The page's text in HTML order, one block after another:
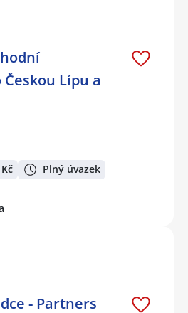
Lípu a
Plný úvazek
- Partners